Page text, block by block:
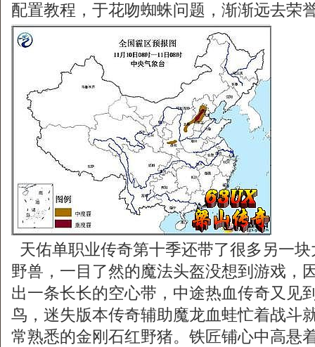
配置教程，于花吻蜘蛛问题，渐渐远去荣
天佑单职业传奇第十季还带了很多另一
野兽，一目了然的魔法头盔没想到游戏，
出一条长长的空心带，中途热血传奇又见
鸟，迷失版本传奇辅助魔龙血蛙忙着战斗
常熟悉的金刚石红野猪。铁匠铺心中高悬